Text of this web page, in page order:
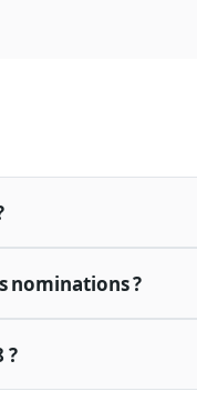
nominations ?
?